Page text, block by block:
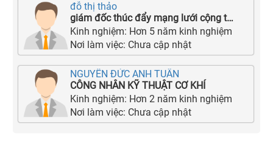
đỗ thị thảo
giám đốc thúc đẩy mạng lưới cộng tác viên thẻ
Kinh nghiệm: Hơn 5 năm kinh nghiệm
Nơi làm việc: Chưa cập nhật
NGUYỄN ĐỨC ANH TUẤN
CÔNG NHÂN KỸ THUẬT CƠ KHÍ
Kinh nghiệm: Hơn 2 năm kinh nghiệm
Nơi làm việc: Chưa cập nhật